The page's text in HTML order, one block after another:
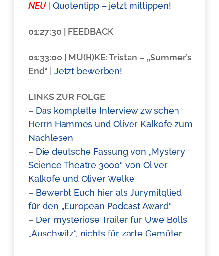
NEU|Quotentipp – jetzt mittippen!
01:27:30 | FEEDBACK
01:33:00 | MU(H)KE: Tristan – „Summer’s
End“
|Jetzt bewerben!
LINKS ZUR FOLGE
– Das komplette Interview zwischen
Herrn Hammes und Oliver Kalkofe zum
Nachlesen
– Die deutsche Fassung von „Mystery
Science Theatre 3000“ von Oliver
Kalkofe und Oliver Welke
– Bewerbt Euch hier als Jurymitglied
für den „European Podcast Award“
– Der mysteriöse Trailer für Uwe Bolls
„Auschwitz“, nichts für zarte Gemüter